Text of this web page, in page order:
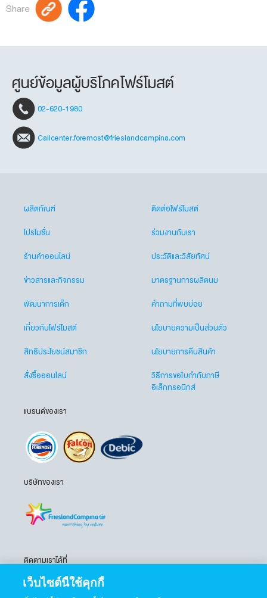
Share
ศูนย์ข้อมูลผู้บริโภคโฟร์โมสต์
02-620-1980
Callcenter.foremost@frieslandcampina.com
ผลิตภัณฑ์
โปรโมชั่น
ร้านค้าออนไลน์
ข่าวสารและกิจกรรม
พัฒนาการเด็ก
เกี่ยวกับโฟร์โมสต์
สิทธิประโยชน์สมาชิก
สั่งซื้อออนไลน์
ติดต่อโฟร์โมสต์
ร่วมงานกับเรา
ประวัติและวิสัยทัศน์
มาตรฐานการผลิตนม
คำถามที่พบบ่อย
นโยบายความเป็นส่วนตัว
นโยบายการคืนสินค้า
วิธีการขอใบกำกับภาษี
อิเล็กทรอนิกส์
แบรนด์ของเรา
บริษัทของเรา
ติดตามเราได้ที่
เว็บไซต์นี้ใช้คุกกี้